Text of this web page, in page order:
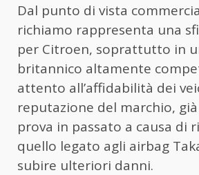
Dal punto di vista
richiamo rappresenta una
per Citroen, soprattutto in
britannico altamente
attento all’affidabilità dei
reputazione del marchio,
prova in passato a causa di
quello legato agli airbag
subire ulteriori danni.